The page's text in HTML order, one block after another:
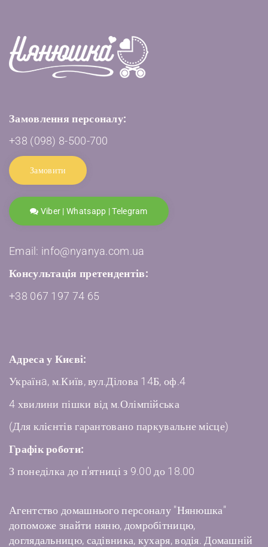
Замовлення персоналу:
+38 (098) 8-500-700
Замовити
Viber | Whatsapp | Telegram
Email: info@nyanya.com.ua
Консультація претендентів:
+38 067 197 74 65
Адреса у Києві:
Українa, м.Київ, вул.Ділова 14Б, оф.4
4 хвилини пішки від м.Олімпійська
(Для клієнтів гарантовано паркувальне місце)
Графік роботи:
З понеділка до п'ятниці з 9.00 до 18.00
Агентство домашнього персоналу "Нянюшка"
допоможе знайти няню, домробітницю,
доглядальницю, садівника, кухаря, водія. Домашній